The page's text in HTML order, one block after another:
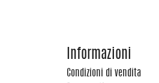
Informazioni
Condizioni di vendita